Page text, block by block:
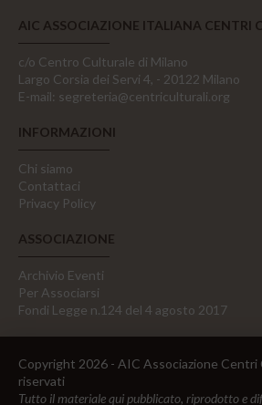
AIC ASSOCIAZIONE ITALIANA CENTRI
c/o Centro Culturale di Milano
Largo Corsia dei Servi 4, - 20122 Milano
E-mail: segreteria@centriculturali.org
INFORMAZIONI
Chi siamo
Contattaci
Privacy Policy
ASSOCIAZIONE
Archivio Eventi
Per Associarsi
Fondi Legge n.124 del 4 agosto 2017
Copyright 2026 - AIC Associazione
riservati
Tutto il materiale qui pubblicato, riprodotto e